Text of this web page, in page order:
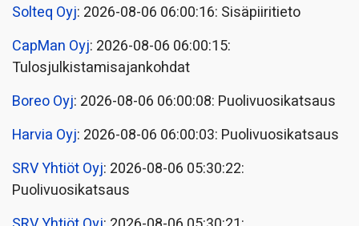
Solteq Oyj: 2026-08-06 06:00:16: Sisäpiiritieto
CapMan Oyj: 2026-08-06 06:00:15:
Tulosjulkistamisajankohdat
Boreo Oyj: 2026-08-06 06:00:08: Puolivuosikatsaus
Harvia Oyj: 2026-08-06 06:00:03: Puolivuosikatsaus
SRV Yhtiöt Oyj: 2026-08-06 05:30:22:
Puolivuosikatsaus